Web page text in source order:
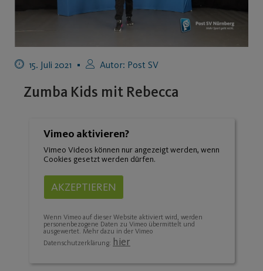
15. Juli 2021 Autor: Post SV
Zumba Kids mit Rebecca
Vimeo aktivieren?
Vimeo Videos können nur angezeigt werden, wenn
Cookies gesetzt werden dürfen.
AKZEPTIEREN
Wenn Vimeo auf dieser Website aktiviert wird, werden
personenbezogene Daten zu Vimeo übermittelt und
ausgewertet. Mehr dazu in der Vimeo
Datenschutzerklärung: hier